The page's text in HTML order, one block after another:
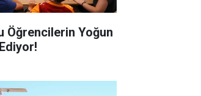
Öğrencilerin Yoğun